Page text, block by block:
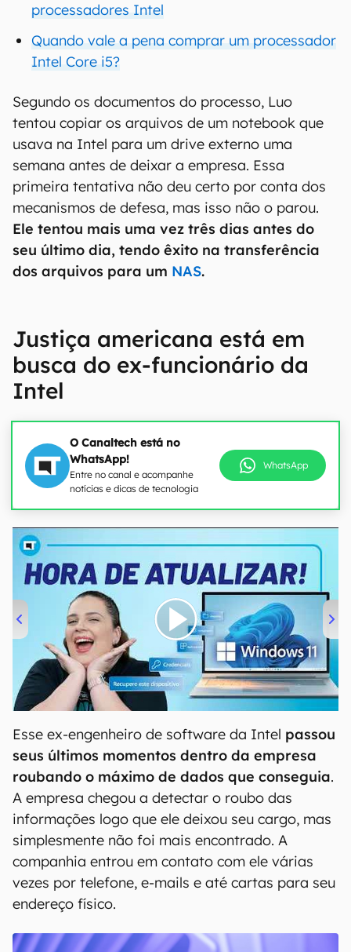
processadores Intel
Quando vale a pena comprar um processador
Intel Core i5?
Segundo os documentos do processo, Luo
tentou copiar os arquivos de um notebook que
usava na Intel para um drive externo uma
semana antes de deixar a empresa. Essa
primeira tentativa não deu certo por conta dos
mecanismos de defesa, mas isso não o parou.
Ele tentou mais uma vez três dias antes do
seu último dia, tendo êxito na transferência
dos arquivos para um NAS.
Justiça americana está em
busca do ex-funcionário da
Intel
O Canaltech está no
WhatsApp!
Entre no canal e acompanhe
notícias e dicas de tecnologia
WhatsApp
00:00 04:52
Esse ex-engenheiro de software da Intel passou
seus últimos momentos dentro da empresa
roubando o máximo de dados que conseguia.
A empresa chegou a detectar o roubo das
informações logo que ele deixou seu cargo, mas
simplesmente não foi mais encontrado. A
companhia entrou em contato com ele várias
vezes por telefone, e-mails e até cartas para seu
endereço físico.